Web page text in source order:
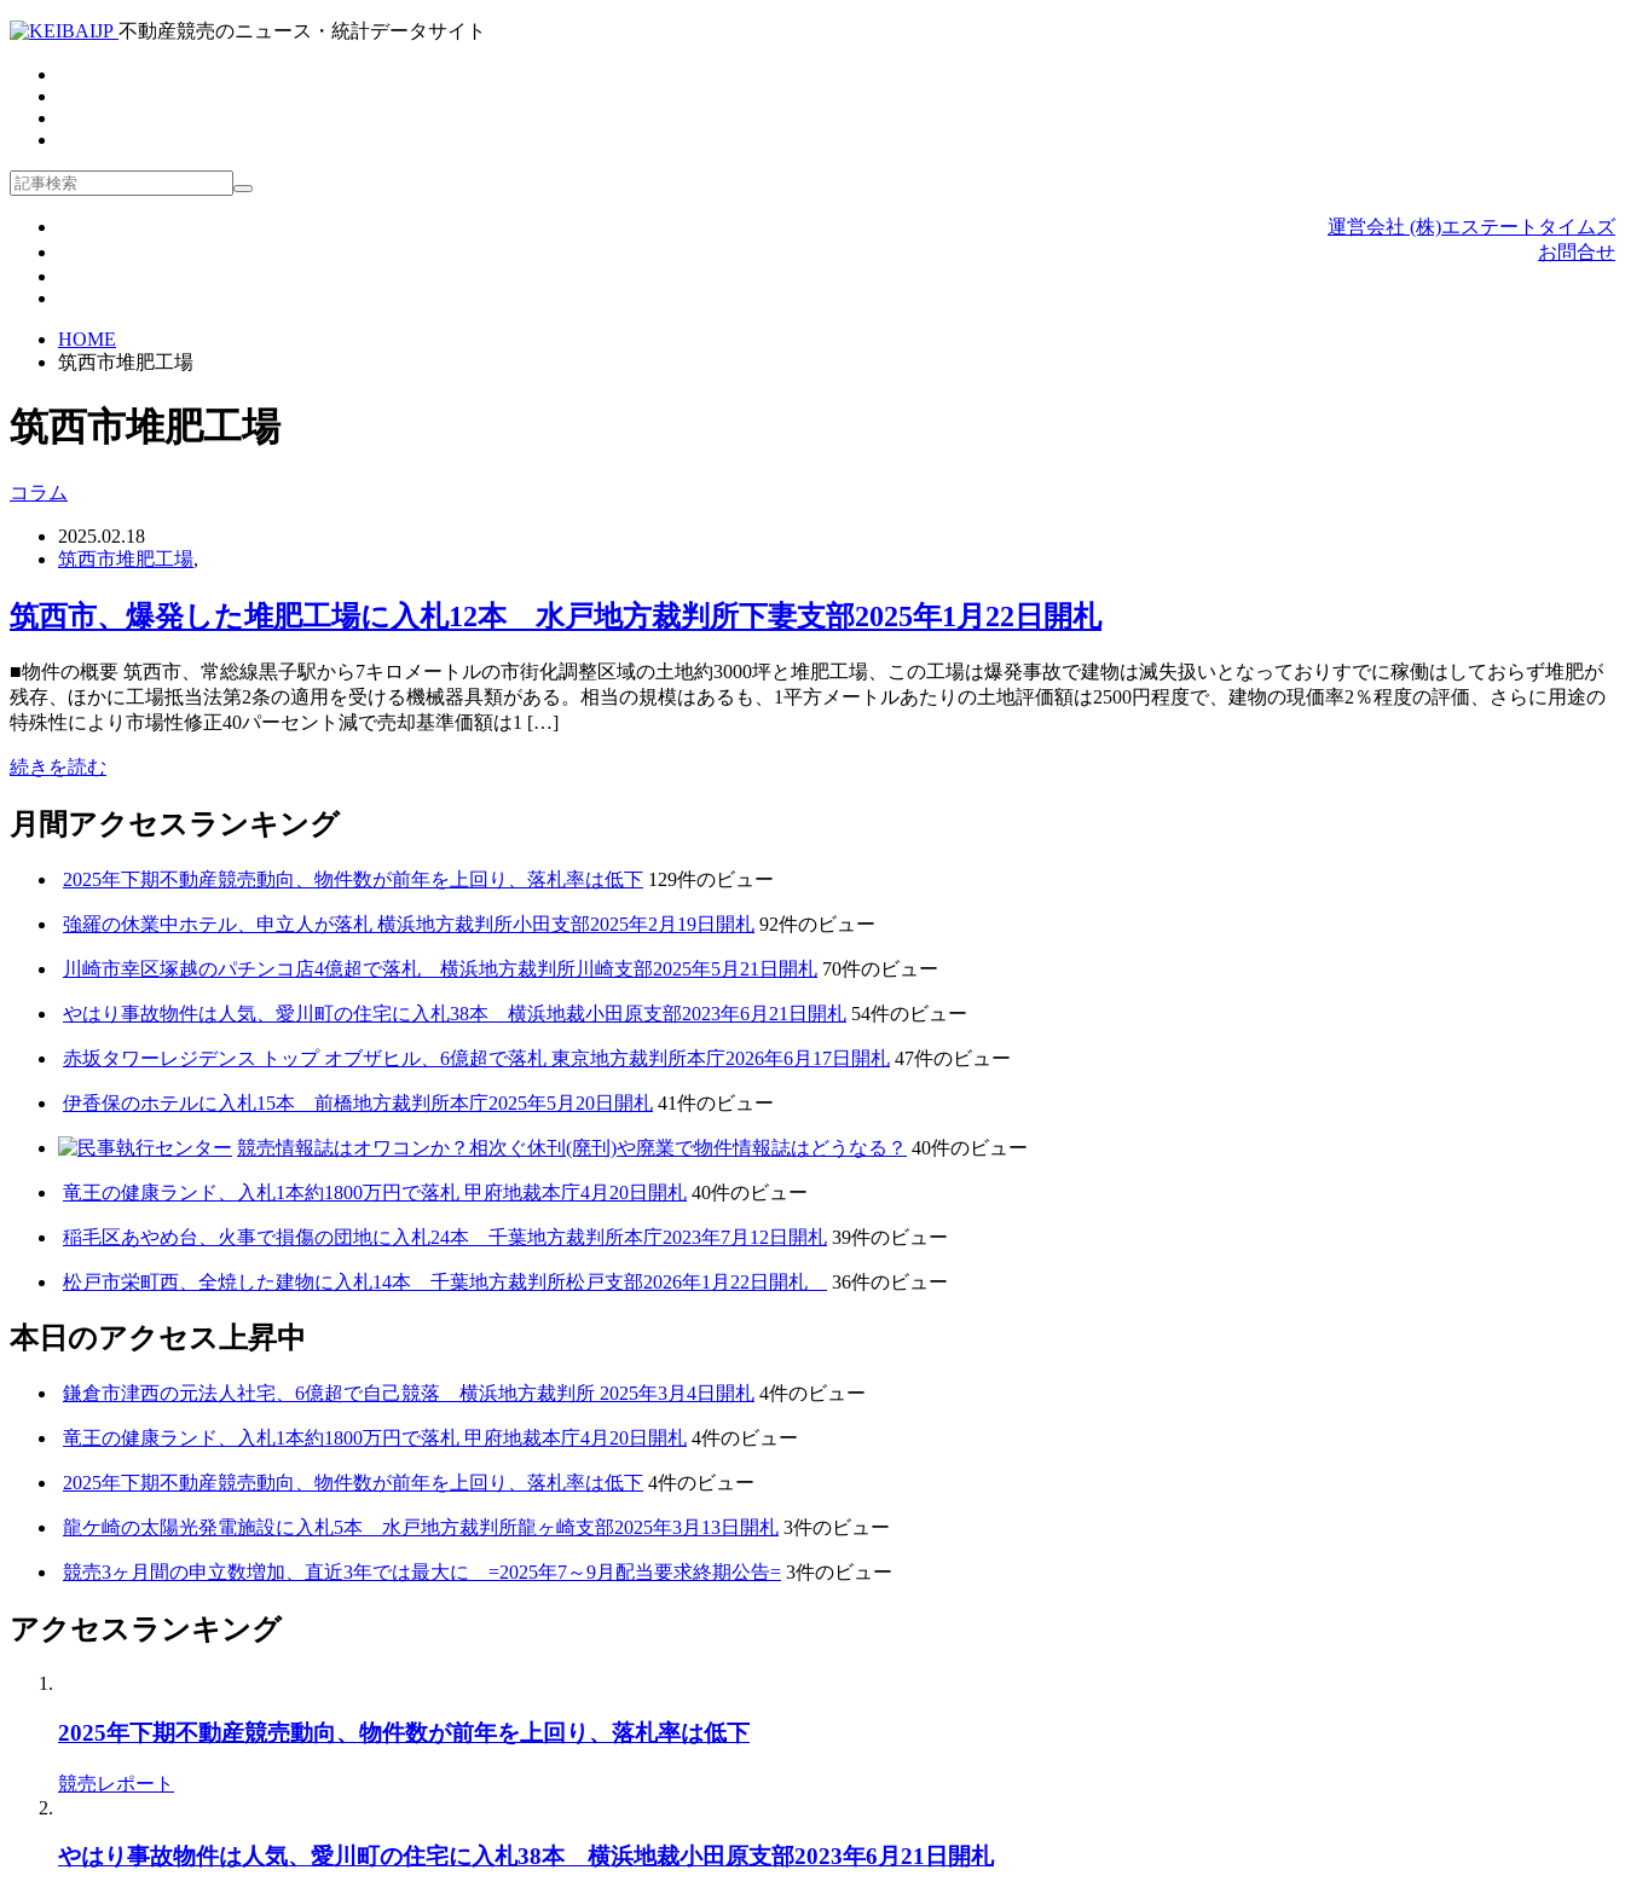
不動産競売のニュース・統計データサイト
運営会社 (株)エステートタイムズ
お問合せ
HOME
筑西市堆肥工場
筑西市堆肥工場
コラム
2025.02.18
筑西市堆肥工場,
筑西市、爆発した堆肥工場に入札12本 水戸地方裁判所下妻支部2025年1月22日開札
■物件の概要 筑西市、常総線黒子駅から7キロメートルの市街化調整区域の土地約3000坪と堆肥工場、この工場は爆発事故で建物は滅失扱いとなっておりすでに稼働はしておらず堆肥が
残存、ほかに工場抵当法第2条の適用を受ける機械器具類がある。相当の規模はあるも、1平方メートルあたりの土地評価額は2500円程度で、建物の現価率2％程度の評価、さらに用途の
特殊性により市場性修正40パーセント減で売却基準価額は1 […]
続きを読む
月間アクセスランキング
2025年下期不動産競売動向、物件数が前年を上回り、落札率は低下 129件のビュー
強羅の休業中ホテル、申立人が落札 横浜地方裁判所小田支部2025年2月19日開札 92件のビュー
川崎市幸区塚越のパチンコ店4億超で落札 横浜地方裁判所川崎支部2025年5月21日開札 70件のビュー
やはり事故物件は人気、愛川町の住宅に入札38本 横浜地裁小田原支部2023年6月21日開札 54件のビュー
赤坂タワーレジデンス トップ オブザヒル、6億超で落札 東京地方裁判所本庁2026年6月17日開札 47件のビュー
伊香保のホテルに入札15本 前橋地方裁判所本庁2025年5月20日開札 41件のビュー
競売情報誌はオワコンか？相次ぐ休刊(廃刊)や廃業で物件情報誌はどうなる？ 40件のビュー
竜王の健康ランド、入札1本約1800万円で落札 甲府地裁本庁4月20日開札 40件のビュー
稲毛区あやめ台、火事で損傷の団地に入札24本 千葉地方裁判所本庁2023年7月12日開札 39件のビュー
松戸市栄町西、全焼した建物に入札14本 千葉地方裁判所松戸支部2026年1月22日開札 36件のビュー
本日のアクセス上昇中
鎌倉市津西の元法人社宅、6億超で自己競落 横浜地方裁判所 2025年3月4日開札 4件のビュー
竜王の健康ランド、入札1本約1800万円で落札 甲府地裁本庁4月20日開札 4件のビュー
2025年下期不動産競売動向、物件数が前年を上回り、落札率は低下 4件のビュー
龍ケ崎の太陽光発電施設に入札5本 水戸地方裁判所龍ヶ崎支部2025年3月13日開札 3件のビュー
競売3ヶ月間の申立数増加、直近3年では最大に =2025年7～9月配当要求終期公告= 3件のビュー
アクセスランキング
2025年下期不動産競売動向、物件数が前年を上回り、落札率は低下
競売レポート
やはり事故物件は人気、愛川町の住宅に入札38本 横浜地裁小田原支部2023年6月21日開札